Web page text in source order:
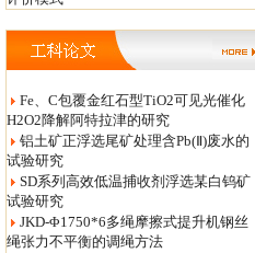
Fe、C包覆金红石型TiO2可见光催化
H2O2降解阿特拉津的研究
铝土矿正浮选尾矿处理含Pb(Ⅱ)废水的
试验研究
SD系列高效低温捕收剂浮选某白钨矿
试验研究
JKD-Φ1750*6多绳摩擦式提升机钢丝
绳张力不平衡的调绳方法